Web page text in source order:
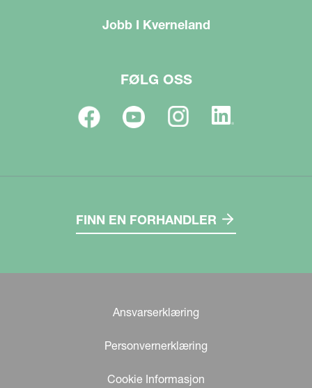
Jobb I Kverneland
FØLG OSS
FINN EN FORHANDLER
Ansvarserklæring
Personvernerklæring
Cookie Informasjon